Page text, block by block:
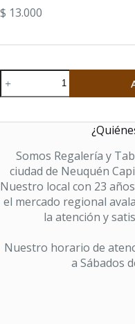
$ 13.000
TABACO
APACHE
Somos Regalería y
ciudad de Neuquén
Nuestro local con 23
el mercado regional
la atención y
Nuestro horario de
a Sábados